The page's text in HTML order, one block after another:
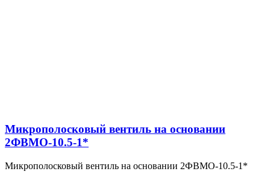
Микрополосковый вентиль на основании
2ФВМO-10.5-1*
Микрополосковый вентиль на основании 2ФВМO-10.5-1*